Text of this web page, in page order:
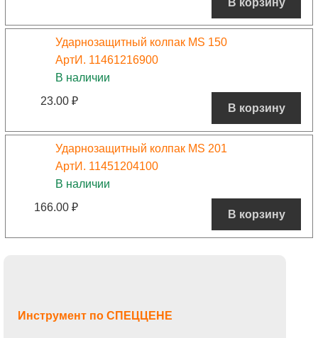
Ударнозащитный колпак MS 150
АртИ. 11461216900
В наличии
23.00 ₽
В корзину
Ударнозащитный колпак MS 201
АртИ. 11451204100
В наличии
166.00 ₽
В корзину
Инструмент по СПЕЦЦЕНЕ